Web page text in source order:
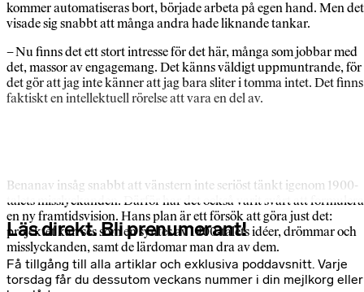
kommer automatiseras bort, började arbeta på egen hand. Men det
visade sig snabbt att många andra hade liknande tankar.
– Nu finns det ett stort intresse för det här, många som jobbar med
det, massor av engagemang. Det känns väldigt uppmuntrande, för
det gör att jag inte känner att jag bara sliter i tomma intet. Det finns
faktiskt en intellektuell rörelse att vara en del av.
Benanav insåg snabbt att vänstern inte seriöst tänkt igenom 1900-
talets misslyckanden. Därför har det också varit svårt att formulera
en ny framtidsvision. Hans plan är ett försök att göra just det:
projektet kan ses som en syntes av 1900-talets idéer, drömmar och
misslyckanden, samt de lärdomar man dra av dem.
Läs direkt. Bli prenumerant!
Få tillgång till alla artiklar och exklusiva poddavsnitt. Varje
torsdag får du dessutom veckans nummer i din mejlkorg eller